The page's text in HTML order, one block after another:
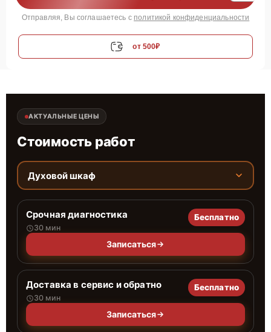
Отправляя, Вы соглашаетесь с политикой конфиденциальности
от 500₽
АКТУАЛЬНЫЕ ЦЕНЫ
Стоимость работ
Духовой шкаф
Срочная диагностика
30 мин
Бесплатно
Записаться
Доставка в сервис и обратно
30 мин
Бесплатно
Записаться